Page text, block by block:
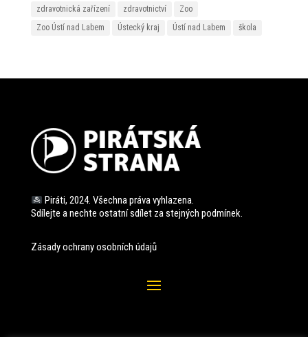
zdravotnická zařízení
zdravotnictví
Zoo
Zoo Ústí nad Labem
Ústecký kraj Ústí nad Labem škola
Piráti, 2024. Všechna práva vyhlazena.
Sdílejte a nechte ostatní sdílet za stejných podmínek.
Zásady ochrany osobních údajů